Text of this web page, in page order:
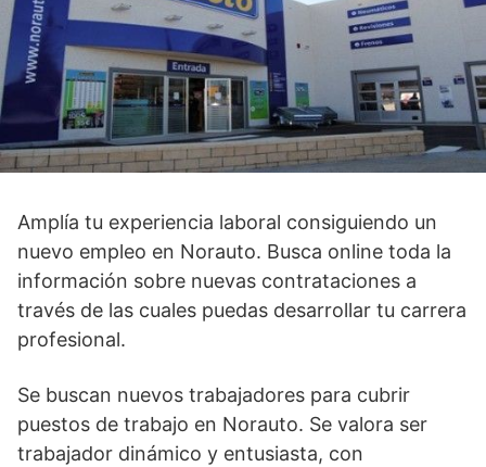
Amplía tu experiencia laboral consiguiendo un
nuevo empleo en Norauto. Busca online toda la
información sobre nuevas contrataciones a
través de las cuales puedas desarrollar tu carrera
profesional.
Se buscan nuevos trabajadores para cubrir
puestos de trabajo en Norauto. Se valora ser
trabajador dinámico y entusiasta, con